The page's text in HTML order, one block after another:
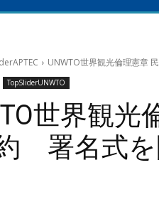
UNWTO世界観光倫理憲章
TopSliderUNWTO
世界観光
署名式